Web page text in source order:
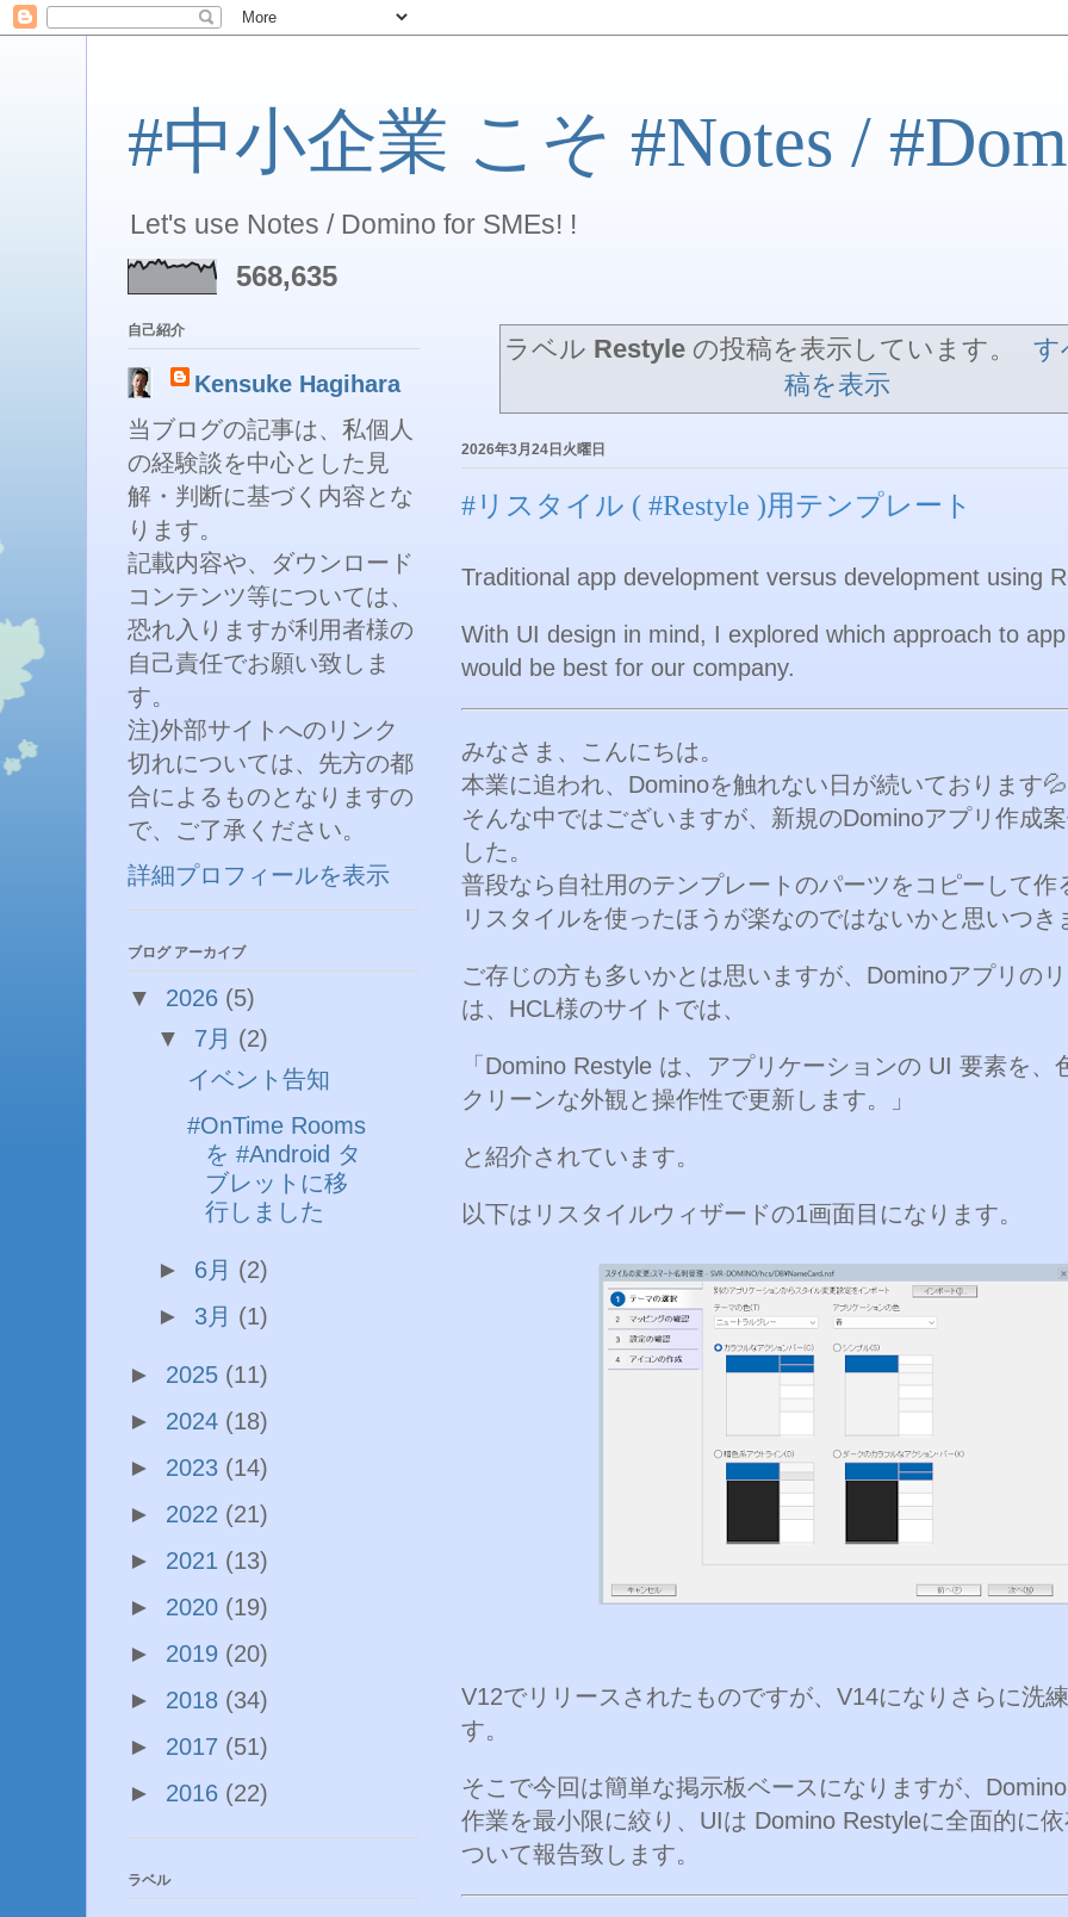
#中小企業 こそ #Notes /
Let's use Notes / Domino for SMEs! !
568,635
ラベル Restyle の投稿を表示しています。
す
稿を表示
2026年3月24日火曜日
#リスタイル ( #Restyle )用テンプレート
Traditional app development versus development using
With UI design in mind, I explored which approach to
would be best for our company.
みなさま、こんにちは。
本業に追われ、Dominoを触れない日が続いております💦
そんな中ではございますが、新規のDominoアプリ作成
した。
普段なら自社用のテンプレートのパーツをコピーして作
リスタイルを使ったほうが楽なのではないかと思いつき
ご存じの方も多いかとは思いますが、Dominoアプリの
は、HCL様のサイトでは、
「Domino Restyle は、アプリケーションの UI 要素を、
クリーンな外観と操作性で更新します。」
と紹介されています。
以下はリスタイルウィザードの1画面目になります。
V12でリリースされたものですが、V14になりさらに洗
す。
そこで今回は簡単な掲示板ベースになりますが、
作業を最小限に絞り、UIは Domino Restyleに全面的に
ついて報告致します。
自己紹介
Kensuke Hagihara
当ブログの記事は、私個人
の経験談を中心とした見
解・判断に基づく内容とな
ります。
記載内容や、ダウンロード
コンテンツ等については、
恐れ入りますが利用者様の
自己責任でお願い致しま
す。
注)外部サイトへのリンク
切れについては、先方の都
合によるものとなりますの
で、ご了承ください。
詳細プロフィールを表示
ブログ アーカイブ
▼ 2026 (5)
▼ 7月 (2)
イベント告知
#OnTime Rooms
を #Android タ
ブレットに移
行しました
► 6月 (2)
► 3月 (1)
► 2025 (11)
► 2024 (18)
► 2023 (14)
► 2022 (21)
► 2021 (13)
► 2020 (19)
► 2019 (20)
► 2018 (34)
► 2017 (51)
► 2016 (22)
ラベル